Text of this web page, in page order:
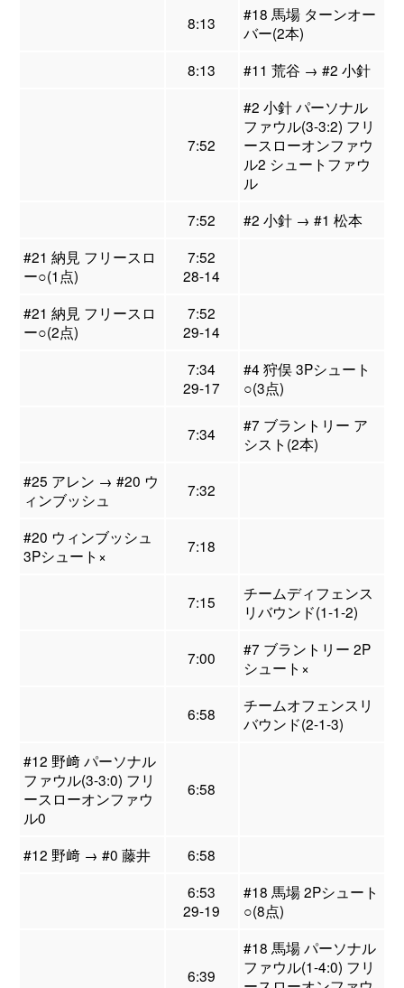
8:13
#18 馬場 ターンオー
バー(2本)
8:13
#11 荒谷 → #2 小針
7:52
#2 小針 パーソナル
ファウル(3-3:2) フリ
ースローオンファウ
ル2 シュートファウ
ル
7:52
#2 小針 → #1 松本
#21 納見 フリースロ
ー○(1点)
7:52
28-14
#21 納見 フリースロ
ー○(2点)
7:52
29-14
7:34
29-17
#4 狩俣 3Pシュート
○(3点)
7:34
#7 ブラントリー ア
シスト(2本)
#25 アレン → #20 ウ
ィンブッシュ
7:32
#20 ウィンブッシュ
3Pシュート×
7:18
7:15
チームディフェンス
リバウンド(1-1-2)
7:00
#7 ブラントリー 2P
シュート×
6:58
チームオフェンスリ
バウンド(2-1-3)
#12 野﨑 パーソナル
ファウル(3-3:0) フリ
ースローオンファウ
ル0
6:58
#12 野﨑 → #0 藤井
6:58
6:53
29-19
#18 馬場 2Pシュート
○(8点)
6:39
#18 馬場 パーソナル
ファウル(1-4:0) フリ